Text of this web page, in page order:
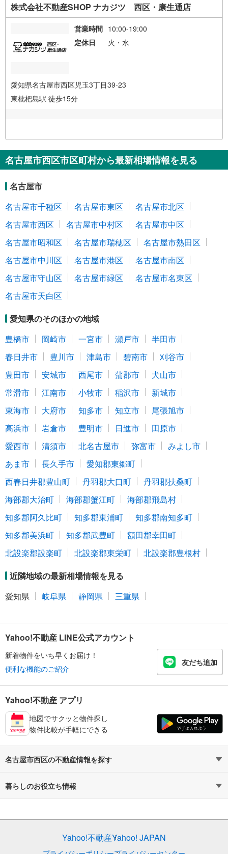
株式会社不動産SHOP ナカジツ 西区・康生通店
営業時間 10:00-19:00
定休日
火・水
愛知県名古屋市西区児玉3丁目39-23
東枇杷島駅 徒歩15分
名古屋市西区市区町村から最新相場情報を見る
名古屋市
名古屋市千種区
名古屋市東区
名古屋市北区
名古屋市西区
名古屋市中村区
名古屋市中区
名古屋市昭和区
名古屋市瑞穂区
名古屋市熱田区
名古屋市中川区
名古屋市港区
名古屋市南区
名古屋市守山区
名古屋市緑区
名古屋市名東区
名古屋市天白区
愛知県のそのほかの地域
豊橋市
岡崎市 一宮市 瀬戸市
半田市
春日井市
豊川市 津島市 碧南市
刈谷市
豊田市
安城市 西尾市 蒲郡市
犬山市
常滑市
江南市 小牧市 稲沢市
新城市
東海市
大府市 知多市 知立市
尾張旭市
高浜市
岩倉市 豊明市 日進市
田原市
愛西市
清須市 北名古屋市 弥富市
みよし市
あま市
長久手市
愛知郡東郷町
西春日井郡豊山町
丹羽郡大口町
丹羽郡扶桑町
海部郡大治町
海部郡蟹江町
海部郡飛島村
知多郡阿久比町
知多郡東浦町
知多郡南知多町
知多郡美浜町
知多郡武豊町
額田郡幸田町
北設楽郡設楽町
北設楽郡東栄町
北設楽郡豊根村
近隣地域の最新相場情報を見る
愛知県
岐阜県 静岡県 三重県
Yahoo!不動産 LINE公式アカウント
新着物件をいち早くお届け！
便利な機能のご紹介
友だち追加
Yahoo!不動産 アプリ
地図でサクッと物件探し
物件比較が手軽にできる
名古屋市西区の不動産情報を探す
不動産・住宅
中古一戸建て
暮らしのお役立ち情報
Yahoo!不動産Yahoo! JAPAN